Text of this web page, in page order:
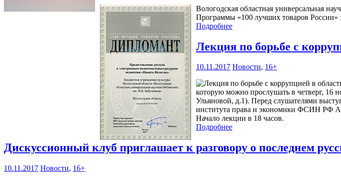
Вологодская областная универсальная
Программы «100 лучших товаров России»
Подробнее
Лекция по борьбе с
10.11.2017 Новости, 16+
которую можно прослушать в четверг, 16
Ульяновой, д.1). Перед слушателями
института права и экономики ФСИН РФ
Начало лекции в 18 часов.
Подробнее
Дискуссионный клуб приглашает к разговору о последнем
10.11.2017 Новости, 16+